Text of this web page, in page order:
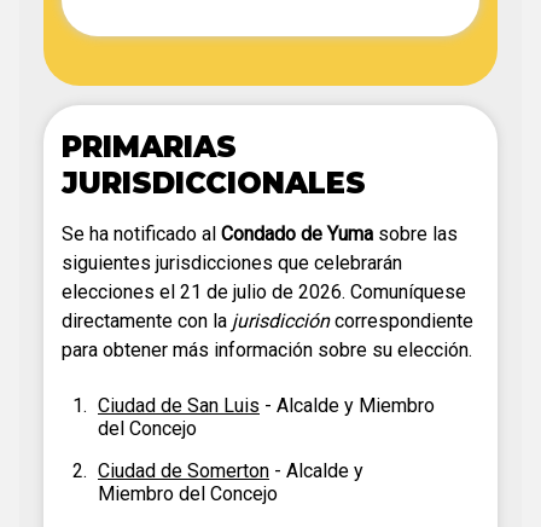
PRIMARIAS
JURISDICCIONALES
Se ha notificado al Condado de Yuma sobre las
siguientes jurisdicciones que celebrarán
elecciones el 21 de julio de 2026. Comuníquese
directamente con la jurisdiccióncorrespondiente
para obtener más información sobre su elección.
Ciudad de San Luis - Alcalde y Miembro
del Concejo
Ciudad de Somerton - Alcalde y
Miembro del Concejo